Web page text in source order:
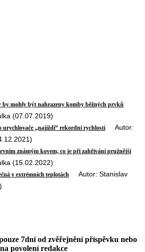
by mohly být nahrazeny komby běžných prvků
(07.07.2019)
urychlovače „najíždí“ rekordní rychlostíAutor:
známým kovem, co je při zahřívání pružnější
(15.02.2022)
v extrémních teplotách Autor: Stanislav
7dní od zvěřejnění příspěvku nebo
na povolení redakce